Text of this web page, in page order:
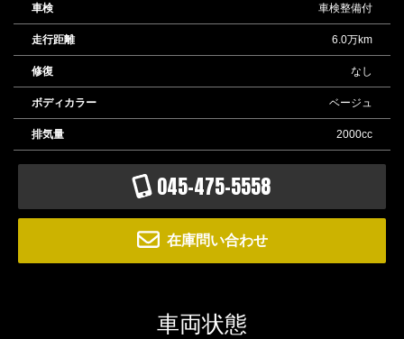
車検 車検整備付
走行距離 6.0万km
修復 なし
ボディカラー ベージュ
排気量 2000cc
045-475-5558
在庫問い合わせ
車両状態